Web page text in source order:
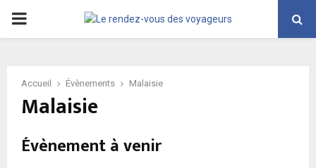
PRIMARY
Accueil Évènements Malaisie
Malaisie
Évènement à venir